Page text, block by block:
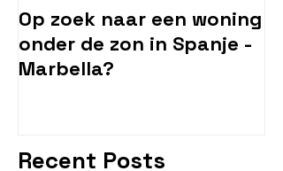
Op zoek naar een woning
onder de zon in Spanje -
Marbella?
Recent Posts